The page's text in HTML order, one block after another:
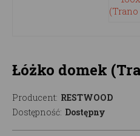
Łóżko domek
Producent: RESTWOOD
Dostępność: Dostępny